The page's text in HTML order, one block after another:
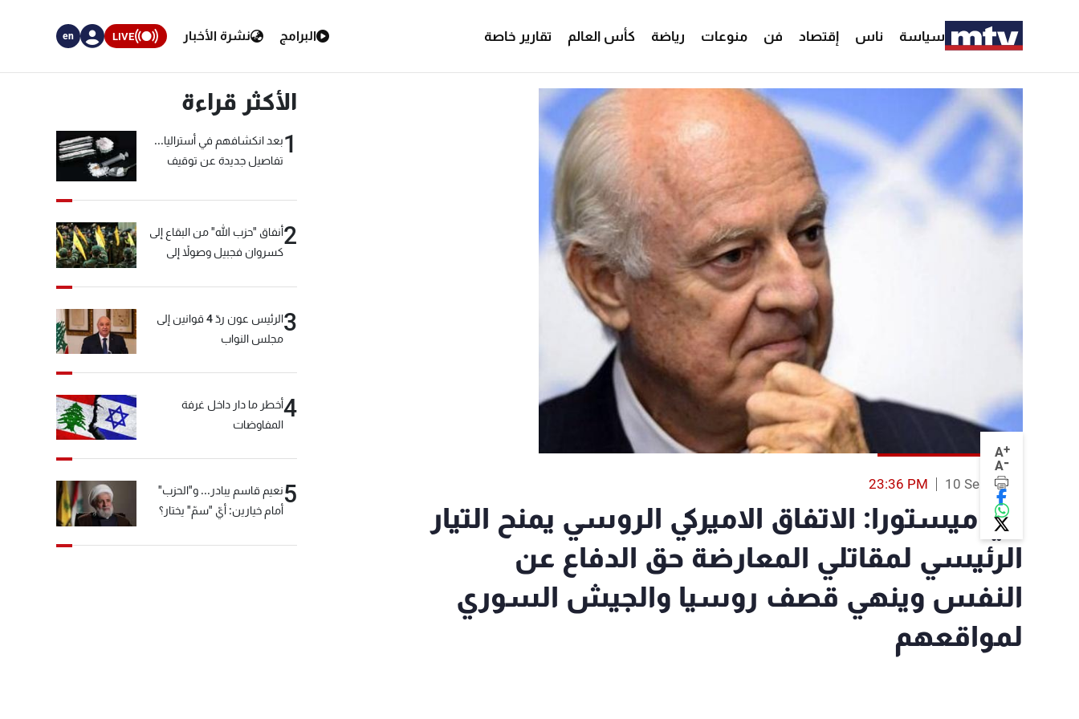
سياسة ناس إقتصاد فن منوعات رياضة كأس العالم تقارير خاصة البرامج نشرة الأخبار LIVE
en
A+
A-
10 Sep 2016
23:36 PM
دي ميستورا: الاتفاق الاميركي الروسي يمنح التيار
الرئيسي لمقاتلي المعارضة حق الدفاع عن
النفس وينهي قصف روسيا والجيش السوري
لمواقعهم
الأكثر قراءة
1بعد انكشافهم في أستراليا...
تفاصيل جديدة عن توقيف
2أنفاق "حزب الله" من البقاع إلى
كسروان فجبيل وصولاً إلى
3
الرئيس عون ردّ 4 قوانين إلى
مجلس النواب
4أخطر ما دار داخل غرفة
المفاوضات
5نعيم قاسم يبادر... و"الحزب"
أمام خيارين: أيّ "سمّ" يختار؟